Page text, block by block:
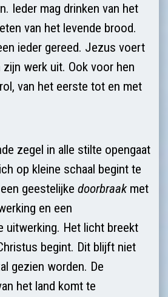
Ieder mag drinken van het
van het levende brood.
ieder gereed. Jezus voert
zijn werk uit. Ook voor hen
van het eerste tot en met
zegel in alle stilte opengaat
op kleine schaal begint te
geestelijke doorbraakmet
en een
uitwerking. Het licht breekt
begint. Dit blijft niet
gezien worden. De
het land komt te